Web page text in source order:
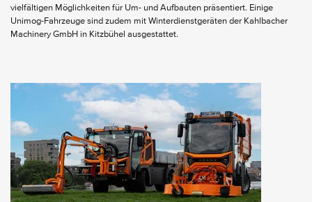
vielfältigen Möglichkeiten für Um- und Aufbauten präsentiert. Einige
Unimog-Fahrzeuge sind zudem mit Winterdienstgeräten der Kahlbacher
Machinery GmbH in Kitzbühel ausgestattet.